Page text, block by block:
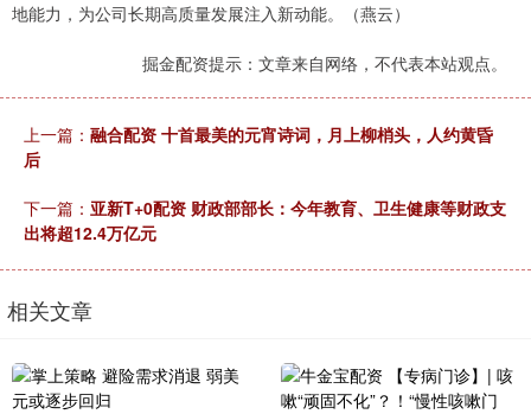
地能力，为公司长期高质量发展注入新动能。（燕云）
掘金配资提示：文章来自网络，不代表本站观点。
上一篇： 融合配资 十首最美的元宵诗词，月上柳梢头，人约黄昏
后
下一篇： 亚新T+0配资 财政部部长：今年教育、卫生健康等财政支
出将超12.4万亿元
相关文章